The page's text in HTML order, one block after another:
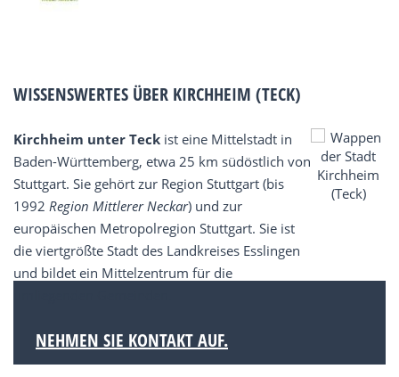
WISSENSWERTES ÜBER KIRCHHEIM (TECK)
Kirchheim unter Teck ist eine Mittelstadt in
Baden-Württemberg, etwa 25 km südöstlich von
Stuttgart. Sie gehört zur Region Stuttgart (bis
1992 Region Mittlerer Neckar) und zur
europäischen Metropolregion Stuttgart. Sie ist
die viertgrößte Stadt des Landkreises Esslingen
und bildet ein Mittelzentrum für die
NEHMEN SIE KONTAKT AUF.